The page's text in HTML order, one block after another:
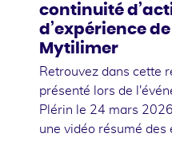
continuité
d’expérience
Mytilimer
Retrouvez dans cette
présenté lors de
Plérin le 24 mars
une vidéo résumé des